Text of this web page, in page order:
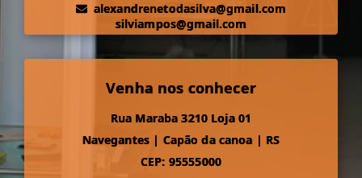
alexandrenetodasilva@gmail.com
silviampos@gmail.com
Venha nos conhecer
Rua Maraba 3210 Loja 01
Navegantes | Capão da canoa | RS
CEP: 95555000